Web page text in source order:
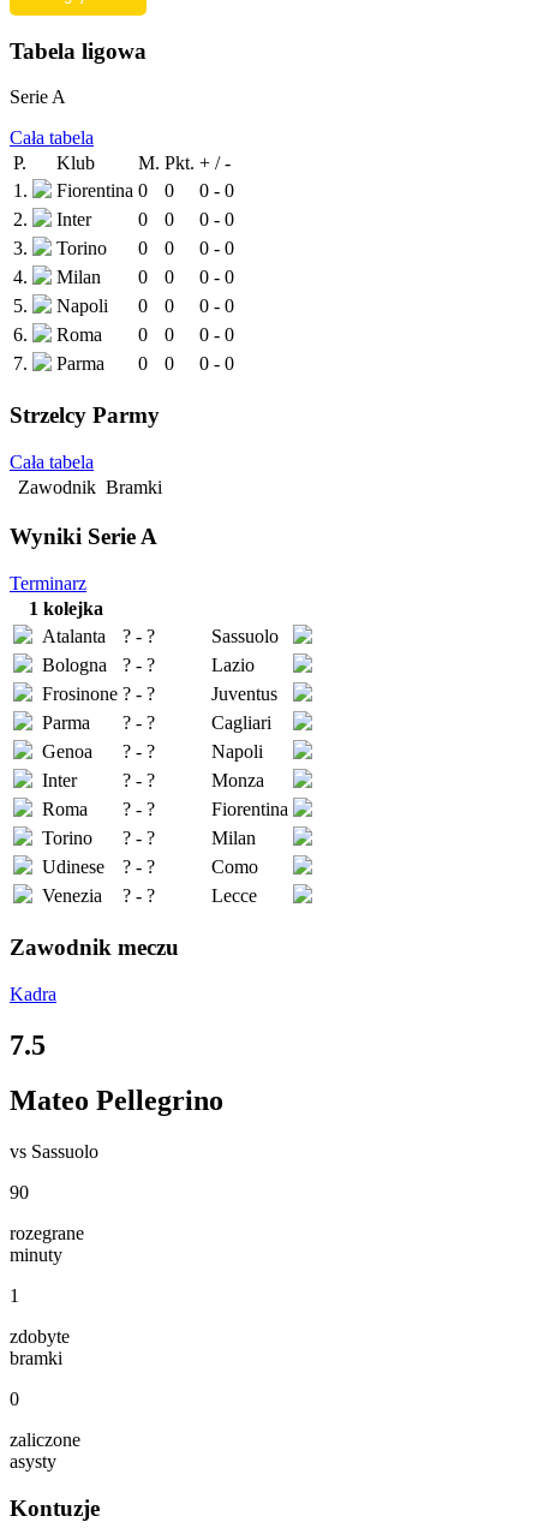
Tabela ligowa
Serie A
Cała tabela
P.
Klub M. Pkt. + / -
1.
Fiorentina 0 0
0 - 0
2.
Inter 0 0
0 - 0
3.
Torino 0 0
0 - 0
4.
Milan 0 0
0 - 0
5.
Napoli 0 0
0 - 0
6.
Roma 0 0
0 - 0
7.
Parma 0 0 0 - 0
Strzelcy Parmy
Cała tabela
Zawodnik Bramki
Wyniki Serie A
Terminarz
1 kolejka
Atalanta
? - ?
Sassuolo
Bologna
? - ?
Lazio
Frosinone ? - ?
Juventus
Parma
? - ?
Cagliari
Genoa
? - ?
Napoli
Inter
? - ?
Monza
Roma
? - ?
Fiorentina
Torino
? - ?
Milan
Udinese
? - ?
Como
Venezia
? - ? Lecce
Zawodnik meczu
Kadra
7.5
Mateo Pellegrino
vs Sassuolo
90
rozegrane
minuty
1
zdobyte
bramki
0
zaliczone
asysty
Kontuzje